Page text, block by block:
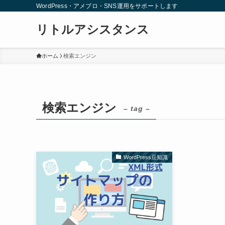
WordPress・アメブロ・SNS運用をサポートします
リトルアシスタンス
ホーム 検索エンジン
検索エンジン – tag –
WordPress豆知識